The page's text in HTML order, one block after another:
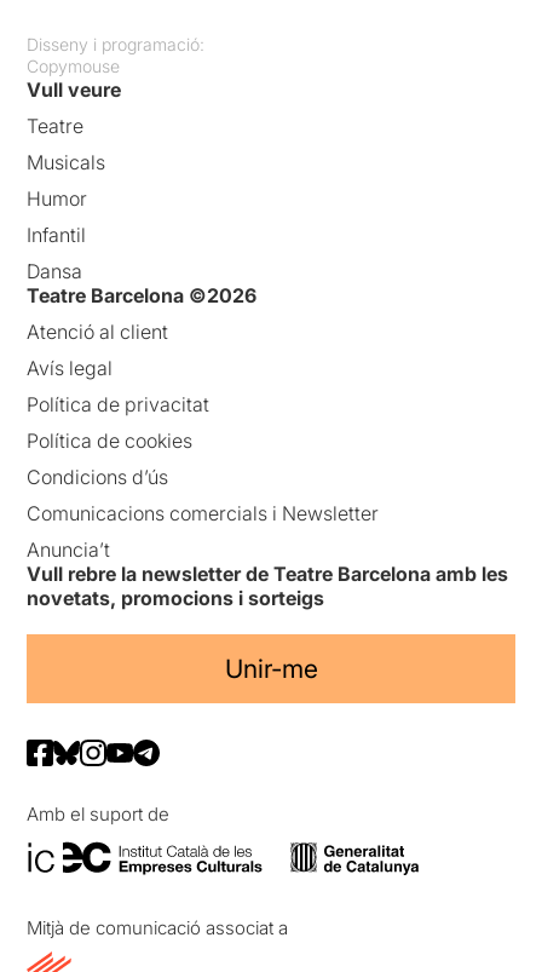
Disseny i programació:
Copymouse
Vull veure
Teatre
Musicals
Humor
Infantil
Dansa
Teatre Barcelona ©2026
Atenció al client
Avís legal
Política de privacitat
Política de cookies
Condicions d’ús
Comunicacions comercials i Newsletter
Anuncia’t
Vull rebre la newsletter de Teatre Barcelona amb les
novetats, promocions i sorteigs
Unir-me
Amb el suport de
Mitjà de comunicació associat a